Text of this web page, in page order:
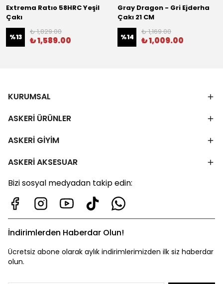
Extrema Ratıo 58HRC Yeşil
Çakı
%13
₺ 1,829.00
₺ 1,589.00
Gray Dragon - Gri Ejderha
Çakı 21 CM
%14
₺ 1,169.00
₺ 1,009.00
KURUMSAL
ASKERİ ÜRÜNLER
ASKERİ GİYİM
ASKERİ AKSESUAR
Bizi sosyal medyadan takip edin:
İndirimlerden Haberdar Olun!
Ücretsiz abone olarak aylık indirimlerimizden ilk siz haberdar
olun.